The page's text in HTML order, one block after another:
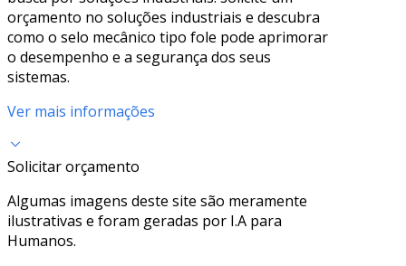
orçamento no soluções industriais e descubra
como o selo mecânico tipo fole pode aprimorar
o desempenho e a segurança dos seus
sistemas.
Ver mais informações
Solicitar orçamento
Algumas imagens deste site são meramente
ilustrativas e foram geradas por I.A para
Humanos.